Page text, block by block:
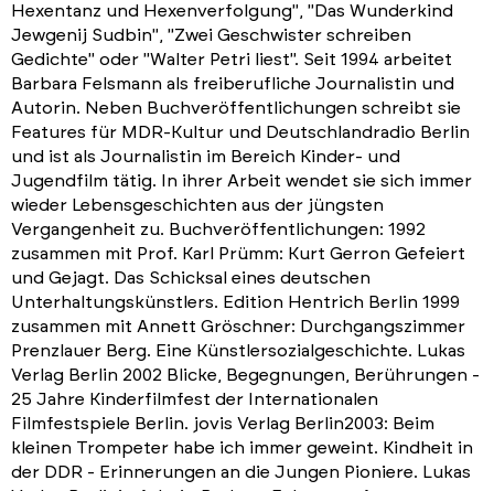
Hexentanz und Hexenverfolgung", "Das Wunderkind
Jewgenij Sudbin", "Zwei Geschwister schreiben
Gedichte" oder "Walter Petri liest". Seit 1994 arbeitet
Barbara Felsmann als freiberufliche Journalistin und
Autorin. Neben Buchveröffentlichungen schreibt sie
Features für MDR-Kultur und Deutschlandradio Berlin
und ist als Journalistin im Bereich Kinder- und
Jugendfilm tätig. In ihrer Arbeit wendet sie sich immer
wieder Lebensgeschichten aus der jüngsten
Vergangenheit zu. Buchveröffentlichungen: 1992
zusammen mit Prof. Karl Prümm: Kurt Gerron Gefeiert
und Gejagt. Das Schicksal eines deutschen
Unterhaltungskünstlers. Edition Hentrich Berlin 1999
zusammen mit Annett Gröschner: Durchgangszimmer
Prenzlauer Berg. Eine Künstlersozialgeschichte. Lukas
Verlag Berlin 2002 Blicke, Begegnungen, Berührungen -
25 Jahre Kinderfilmfest der Internationalen
Filmfestspiele Berlin. jovis Verlag Berlin2003: Beim
kleinen Trompeter habe ich immer geweint. Kindheit in
der DDR - Erinnerungen an die Jungen Pioniere. Lukas